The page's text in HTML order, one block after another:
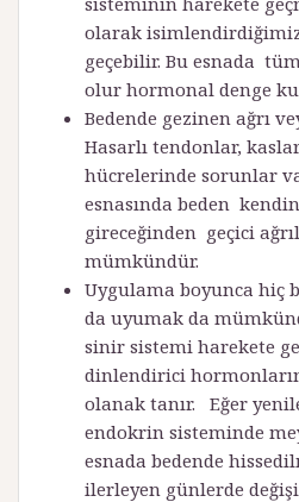
olarak
geçebilir. Bu esnada
olur hormonal denge
Bedende gezinen ağrı
Hasarlı tendonlar,
hücrelerinde sorunlar
esnasında beden
gireceğinden geçici
mümkündür.
Uygulama boyunca hiç
da uyumak da
sinir sistemi harekete
dinlendirici
olanak tanır. Eğer
endokrin sisteminde
esnada bedende
ilerleyen günlerde